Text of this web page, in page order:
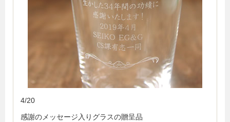
4/20
感謝のメッセージ入りグラスの贈呈品